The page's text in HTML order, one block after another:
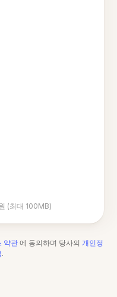
(최대 100MB)
약관에 동의하며 당사의 개인정
.